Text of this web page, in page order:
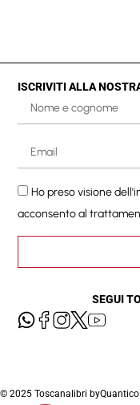
ISCRIVITI ALLA
Ho preso visione
acconsento al
SEGUI
© 2025 Toscanalibri byQuantico